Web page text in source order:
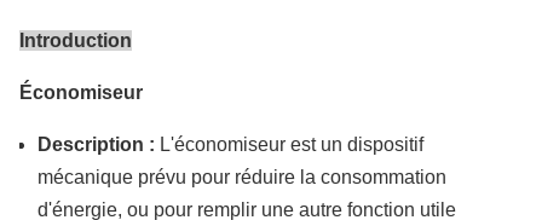
Introduction
Économiseur
Description : L'économiseur est un dispositif
mécanique prévu pour réduire la consommation
d'énergie, ou pour remplir une autre fonction utile